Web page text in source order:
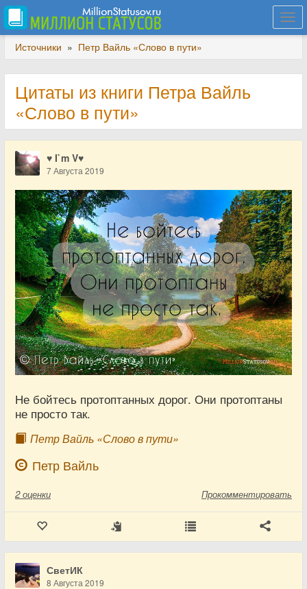
Источники » Петр Вайль «Слово в пути»
Цитаты из книги Петра Вайль
«Слово в пути»
♥ I`m V♥
7 Августа 2019
Не бойтесь протоптанных дорог. Они протоптаны
не просто так.
Петр Вайль «Слово в пути»
Петр Вайль
2 оценки Прокомментировать
СветИК
8 Августа 2019